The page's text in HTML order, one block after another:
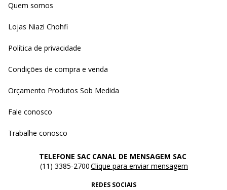
Quem somos
Lojas Niazi Chohfi
Política de privacidade
Condições de compra e venda
Orçamento Produtos Sob Medida
Fale conosco
Trabalhe conosco
TELEFONE SAC
(11) 3385-2700
CANAL DE MENSAGEM SAC
Clique para enviar mensagem
REDES SOCIAIS